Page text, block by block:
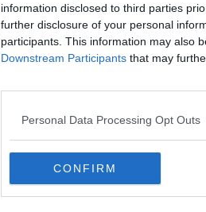
information disclosed to third parties
further disclosure of your personal
participants. This information may also
Downstream Participants that may
Personal Data Processing Opt Outs
CONFIRM